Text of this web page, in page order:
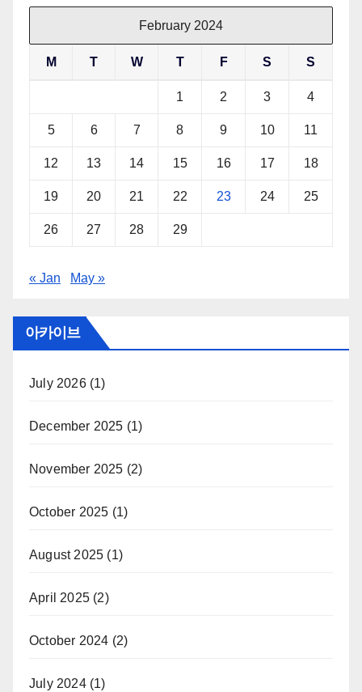
February 2024
M T W T F S S
1 2 3 4
5 6 7 8 9 10 11
12 13 14 15 16 17 18
19 20 21 22 23 24 25
26 27 28 29
« Jan May »
아카이브
July 2026(1)
December 2025 (1)
November 2025 (2)
October 2025 (1)
August 2025 (1)
April 2025 (2)
October 2024 (2)
July 2024(1)